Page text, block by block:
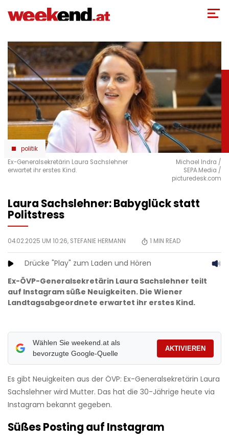
zum
politik
Ex-Generalsekretärin Laura Sachslehner
erwartet ihr erstes Kind.
Michael Indra /
SEPA.Media /
picturedesk.com
Laura Sachslehner: Babyglück statt
Politstress
04.02.2025 UM 10:26, STEFANIE HERMANN 1 MIN READ
Drücke "Play" zum Laden und Hören
Ex-ÖVP-Generalsekretärin Laura Sachslehner teilt
auf Instagram süße Neuigkeiten. Die Wiener
Landtagsabgeordnete erwartet ihr erstes Kind.
Wählen Sie weekend.at als
bevorzugte Google-Quelle
AKTIVIEREN
Es gibt Neuigkeiten aus der ÖVP: Ex-Generalsekretärin Laura
Sachslehner wird Mutter. Das hat die 30-Jährige heute via
Instagram bekannt gegeben.
Süßes Posting auf Instagram